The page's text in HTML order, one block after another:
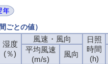
との値）
湿度
(％)
風速・風向
日照
時間
(h)
平均風速
(m/s)
風向